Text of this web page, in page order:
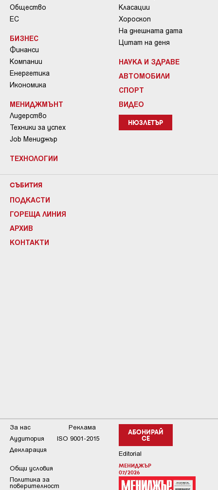
Общество
ЕС
БИЗНЕС
Финанси
Компании
Енергетика
Икономика
МЕНИДЖМЪНТ
Лидерство
Техники за успех
Job Мениджър
ТЕХНОЛОГИИ
Класации
Хороскоп
На днешната дата
Цитат на деня
НАУКА И ЗДРАВЕ
АВТОМОБИЛИ
СПОРТ
ВИДЕО
НЮЗЛЕТЪР
СЪБИТИЯ
ПОДКАСТИ
ГОРЕЩА ЛИНИЯ
АРХИВ
КОНТАКТИ
АБОНИРАЙ
СЕ
Editorial
МЕНИДЖЪР
07/2026
За нас
Реклама
Аудитория
ISO 9001-2015
Декларация
Общи условия
Пoлитикa зa
пoвepитeлнocт